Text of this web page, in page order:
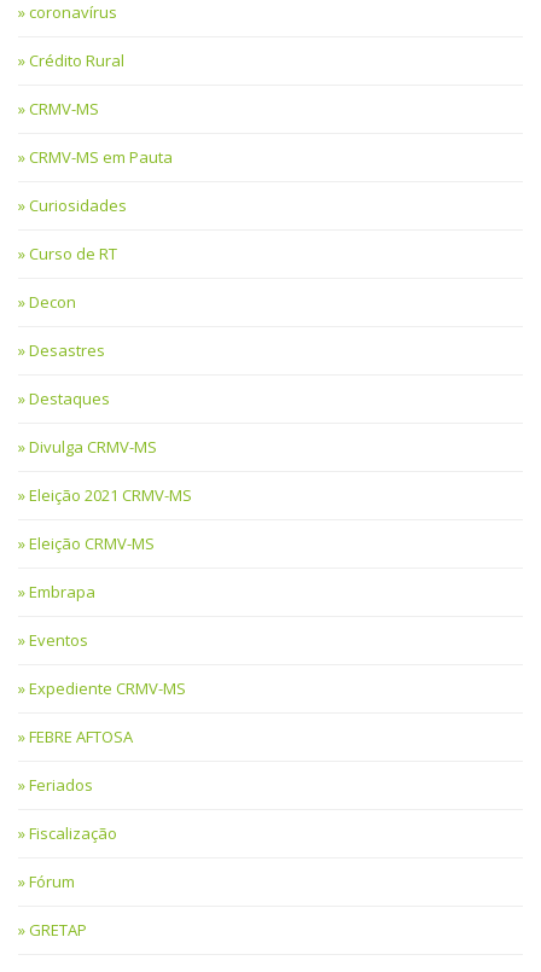
coronavírus
Crédito Rural
CRMV-MS
CRMV-MS em Pauta
Curiosidades
Curso de RT
Decon
Desastres
Destaques
Divulga CRMV-MS
Eleição 2021 CRMV-MS
Eleição CRMV-MS
Embrapa
Eventos
Expediente CRMV-MS
FEBRE AFTOSA
Feriados
Fiscalização
Fórum
GRETAP